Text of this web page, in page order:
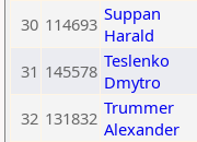
30 114693 Suppan
Harald
31 145578 Teslenko
Dmytro
32 131832 Trummer
Alexander